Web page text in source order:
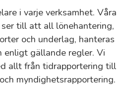
i varje verksamhet. Våra
till att all lönehantering,
och underlag, hanteras
enligt gällande regler. Vi
allt från tidrapportering till
myndighetsrapportering.